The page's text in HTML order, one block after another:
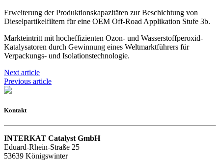
Erweiterung der Produktionskapazitäten zur Beschichtung von
Dieselpartikelfiltern für eine OEM Off-Road Applikation Stufe 3b.
Markteintritt mit hocheffizienten Ozon- und Wasserstoffperoxid-
Katalysatoren durch Gewinnung eines Weltmarktführers für
Verpackungs- und Isolationstechnologie.
Next article
Previous article
Kontakt
INTERKAT Catalyst GmbH
Eduard-Rhein-Straße 25
53639 Königswinter